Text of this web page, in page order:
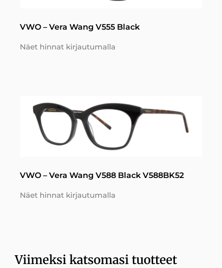
VWO – Vera Wang V555 Black
Näet hinnat kirjautumalla
VWO – Vera Wang V588 Black V588BK52
Näet hinnat kirjautumalla
Viimeksi katsomasi tuotteet